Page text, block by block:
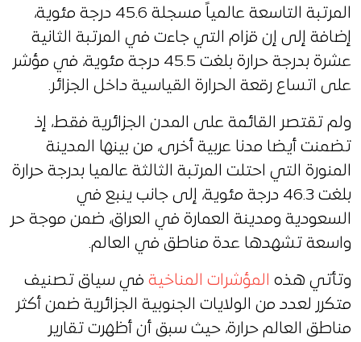
المرتبة التاسعة عالمياً مسجلة 45.6 درجة مئوية،
إضافة إلى إن قزام التي جاءت في المرتبة الثانية
عشرة بدرجة حرارة بلغت 45.5 درجة مئوية، في مؤشر
على اتساع رقعة الحرارة القياسية داخل الجزائر.
ولم تقتصر القائمة على المدن الجزائرية فقط، إذ
تضمنت أيضا مدنا عربية أخرى، من بينها المدينة
المنورة التي احتلت المرتبة الثالثة عالميا بدرجة حرارة
بلغت 46.3 درجة مئوية، إلى جانب ينبع في
السعودية ومدينة العمارة في العراق، ضمن موجة حر
واسعة تشهدها عدة مناطق في العالم.
وتأتي هذه المؤشرات المناخية في سياق تصنيف
متكرر لعدد من الولايات الجنوبية الجزائرية ضمن أكثر
مناطق العالم حرارة، حيث سبق أن أظهرت تقارير